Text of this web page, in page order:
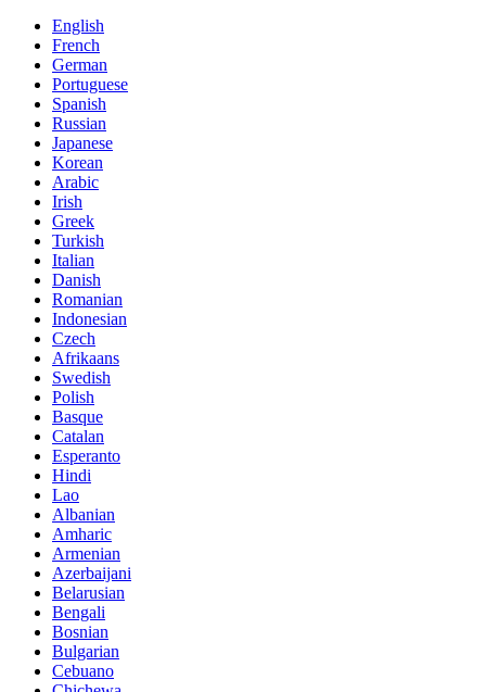
English
French
German
Portuguese
Spanish
Russian
Japanese
Korean
Arabic
Irish
Greek
Turkish
Italian
Danish
Romanian
Indonesian
Czech
Afrikaans
Swedish
Polish
Basque
Catalan
Esperanto
Hindi
Lao
Albanian
Amharic
Armenian
Azerbaijani
Belarusian
Bengali
Bosnian
Bulgarian
Cebuano